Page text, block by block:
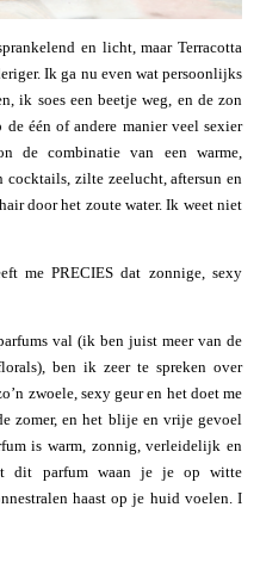
en licht, maar Terracotta
Ik ga nu even wat persoonlijks
ik soes een beetje weg, en de zon
één of andere manier veel sexier
de combinatie van een warme,
zilte zeelucht, aftersun en
door het zoute water. Ik weet niet
me PRECIES dat zonnige, sexy
val (ik ben juist meer van de
ben ik zeer te spreken over
zwoele, sexy geur en het doet me
zomer, en het blije en vrije gevoel
is warm, zonnig, verleidelijk en
dit parfum waan je je op witte
haast op je huid voelen. I